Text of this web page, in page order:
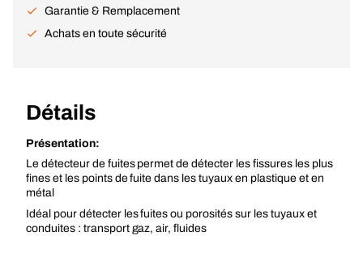
Garantie & Remplacement
Achats en toute sécurité
Détails
Présentation:
Le détecteur de fuites permet de détecter les fissures les plus
fines et les points de fuite dans les tuyaux en plastique et en
métal
Idéal pour détecter les fuites ou porosités sur les tuyaux et
conduites : transport gaz, air, fluides